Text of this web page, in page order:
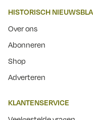
HISTORISCH
Over ons
Abonneren
Shop
Adverteren
KLANTENSERVICE